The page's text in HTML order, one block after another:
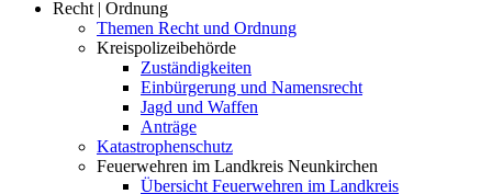
Recht | Ordnung
Themen Recht und Ordnung
Kreispolizeibehörde
Zuständigkeiten
Einbürgerung und Namensrecht
Jagd und Waffen
Anträge
Katastrophenschutz
Feuerwehren im Landkreis Neunkirchen
Übersicht Feuerwehren im Landkreis